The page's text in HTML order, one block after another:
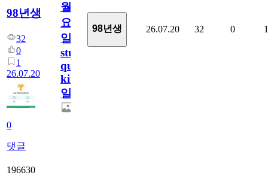
98년생
32
0
1
26.07.20
0
댓글
월
요
일/English
study
quiz
king762
일
98년생 26.07.20 32 0 1
196630